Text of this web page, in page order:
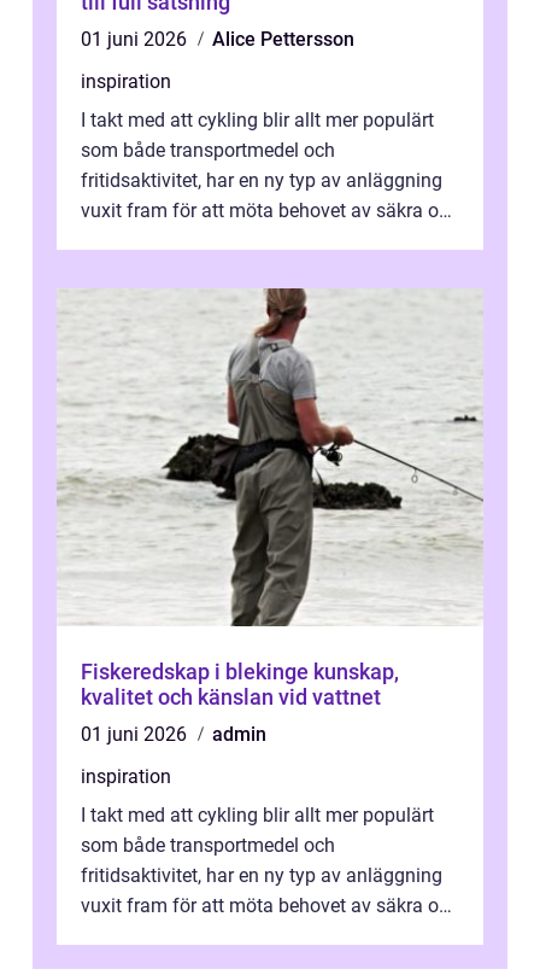
01 juni 2026
Alice Pettersson
inspiration
I takt med att cykling blir allt mer populärt
som både transportmedel och
fritidsaktivitet, har en ny typ av anläggning
vuxit fram för att möta behovet av säkra och
Fiskeredskap i blekinge kunskap,
kvalitet och känslan vid vattnet
01 juni 2026
admin
inspiration
I takt med att cykling blir allt mer populärt
som både transportmedel och
fritidsaktivitet, har en ny typ av anläggning
vuxit fram för att möta behovet av säkra och